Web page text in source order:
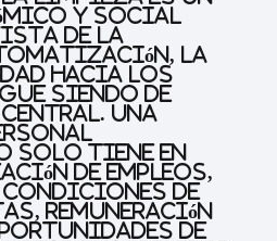
y social
de la
la
hacia los
siendo de
Una
solo tiene en
de empleos,
de
remuneración
de